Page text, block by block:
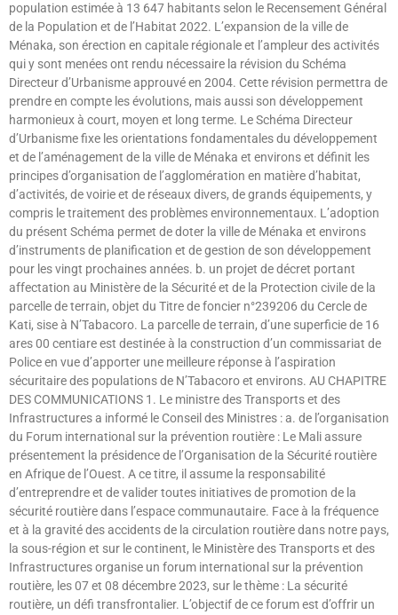
population estimée à 13 647 habitants selon le Recensement Général
de la Population et de l’Habitat 2022. L’expansion de la ville de
Ménaka, son érection en capitale régionale et l’ampleur des activités
qui y sont menées ont rendu nécessaire la révision du Schéma
Directeur d’Urbanisme approuvé en 2004. Cette révision permettra de
prendre en compte les évolutions, mais aussi son développement
harmonieux à court, moyen et long terme. Le Schéma Directeur
d’Urbanisme fixe les orientations fondamentales du développement
et de l’aménagement de la ville de Ménaka et environs et définit les
principes d’organisation de l’agglomération en matière d’habitat,
d’activités, de voirie et de réseaux divers, de grands équipements, y
compris le traitement des problèmes environnementaux. L’adoption
du présent Schéma permet de doter la ville de Ménaka et environs
d’instruments de planification et de gestion de son développement
pour les vingt prochaines années. b. un projet de décret portant
affectation au Ministère de la Sécurité et de la Protection civile de la
parcelle de terrain, objet du Titre de foncier n°239206 du Cercle de
Kati, sise à N’Tabacoro. La parcelle de terrain, d’une superficie de 16
ares 00 centiare est destinée à la construction d’un commissariat de
Police en vue d’apporter une meilleure réponse à l’aspiration
sécuritaire des populations de N’Tabacoro et environs. AU CHAPITRE
DES COMMUNICATIONS 1. Le ministre des Transports et des
Infrastructures a informé le Conseil des Ministres : a. de l’organisation
du Forum international sur la prévention routière : Le Mali assure
présentement la présidence de l’Organisation de la Sécurité routière
en Afrique de l’Ouest. A ce titre, il assume la responsabilité
d’entreprendre et de valider toutes initiatives de promotion de la
sécurité routière dans l’espace communautaire. Face à la fréquence
et à la gravité des accidents de la circulation routière dans notre pays,
la sous-région et sur le continent, le Ministère des Transports et des
Infrastructures organise un forum international sur la prévention
routière, les 07 et 08 décembre 2023, sur le thème : La sécurité
routière, un défi transfrontalier. L’objectif de ce forum est d’offrir un